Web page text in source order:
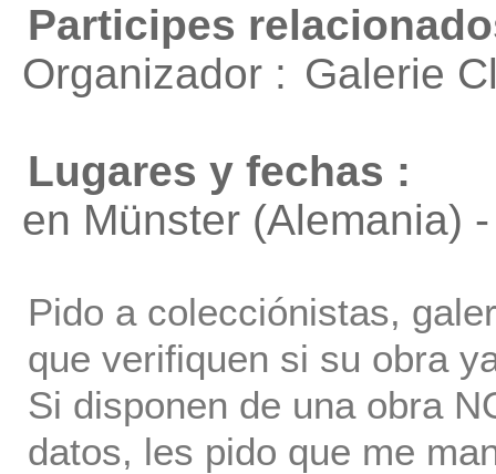
Participes
Organizador : Galerie
Lugares y fechas :
en Münster (Alemania)
Pido a colecciónistas,
que verifiquen si su obra
Si disponen de una obra
datos, les pido que me